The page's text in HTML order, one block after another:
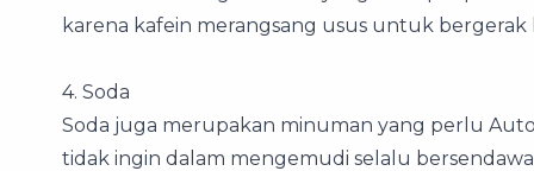
karena kafein merangsang usus untuk
4. Soda
Soda juga merupakan minuman yang perlu
tidak ingin dalam mengemudi selalu